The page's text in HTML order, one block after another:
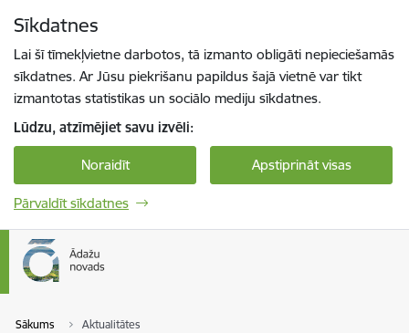
Sīkdatnes
Lai šī tīmekļvietne darbotos, tā izmanto obligāti nepieciešamās
sīkdatnes. Ar Jūsu piekrišanu papildus šajā vietnē var tikt
izmantotas statistikas un sociālo mediju sīkdatnes.
Lūdzu, atzīmējiet savu izvēli:
Noraidīt Apstiprināt visas
Pārvaldīt sīkdatnes
Sākums Aktualitātes